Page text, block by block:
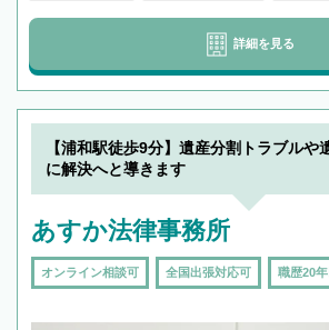
詳細を見る
【浦和駅徒歩9分】遺産分割トラブルや
に解決へと導きます
あすか法律事務所
オンライン相談可 全国出張対応可 職歴20